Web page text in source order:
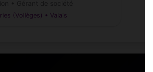
(Vollèges) • Valais